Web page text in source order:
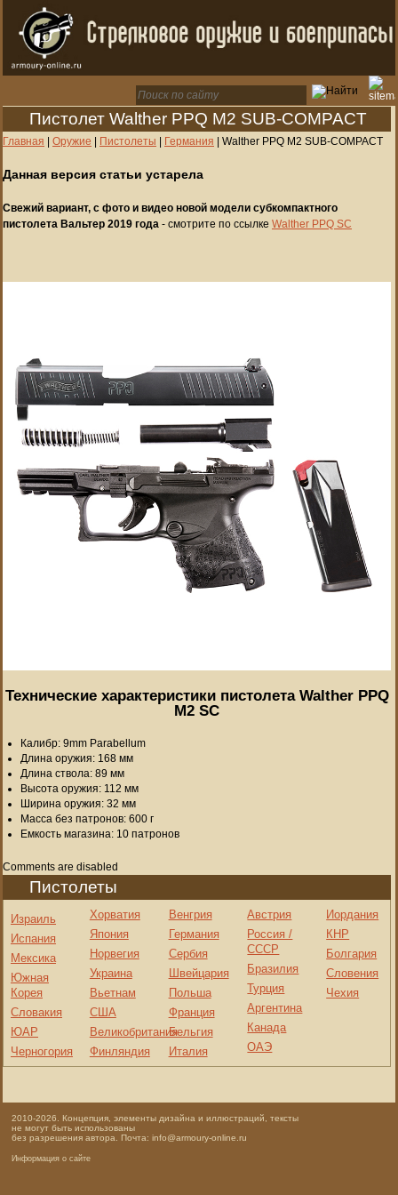
Пистолет Walther PPQ M2 SUB-COMPACT
Главная | Оружие | Пистолеты | Германия | Walther PPQ M2 SUB-COMPACT
Данная версия статьи устарела
Свежий вариант, с фото и видео новой модели субкомпактного
пистолета Вальтер 2019 года - смотрите по ссылке Walther PPQ SC
Технические характеристики пистолета Walther PPQ
M2 SC
Калибр: 9mm Parabellum
Длина оружия: 168 мм
Длина ствола: 89 мм
Высота оружия: 112 мм
Ширина оружия: 32 мм
Масса без патронов: 600 г
Емкость магазина: 10 патронов
Comments are disabled
Пистолеты
Израиль
Испания
Мексика
Южная
Корея
Словакия
ЮАР
Черногория
Хорватия
Япония
Норвегия
Украина
Вьетнам
США
Великобритания
Финляндия
Венгрия
Германия
Сербия
Швейцария
Польша
Франция
Бельгия
Италия
Австрия
Россия /
СССР
Бразилия
Турция
Аргентина
Канада
ОАЭ
Иордания
КНР
Болгария
Словения
Чехия
2010-2026. Концепция, элементы дизайна и иллюстраций, тексты
не могут быть использованы
без разрешения автора. Почта: info@armoury-online.ru
Информация о сайте